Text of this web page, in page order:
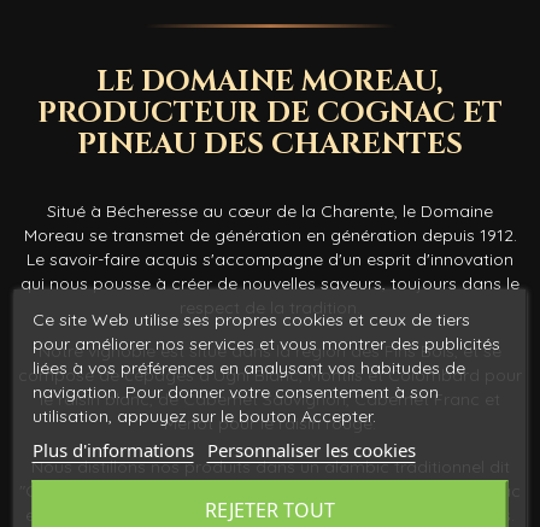
LE DOMAINE MOREAU,
PRODUCTEUR DE COGNAC ET
PINEAU DES CHARENTES
Situé à Bécheresse au cœur de la Charente, le Domaine
Moreau se transmet de génération en génération depuis 1912.
Le savoir-faire acquis s'accompagne d'un esprit d'innovation
qui nous pousse à créer de nouvelles saveurs, toujours dans le
Notre vignoble est situé dans la région des Fins Bois, et se
compose de cépages d'Ugni Blanc, Montils et Colombard pour
le raisin blanc, de Cabernet Sauvignon, Cabernet Franc et
Merlot pour le raisin rouge.
Nous distillons nos produits dans un alambic traditionnel dit
et Pineau dans des fûts de chêne du Limousin et du Tronçais.
Ce site Web utilise ses propres cookies et ceux de tiers
pour améliorer nos services et vous montrer des publicités
liées à vos préférences en analysant vos habitudes de
navigation. Pour donner votre consentement à son
utilisation, appuyez sur le bouton Accepter.
Plus d'informations Personnaliser les cookies
REJETER TOUT